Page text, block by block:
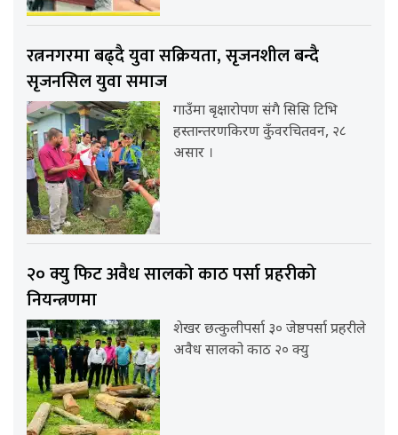
रत्ननगरमा बढ्दै युवा सक्रियता, सृजनशील बन्दै
सृजनसिल युवा समाज
गाउँमा बृक्षारोपण संगै सिसि टिभि
हस्तान्तरणकिरण कुँवरचितवन, २८
असार ।
२० क्यु फिट अवैध सालको काठ पर्सा प्रहरीको
नियन्त्रणमा
शेखर छत्कुलीपर्सा ३० जेष्ठपर्सा प्रहरीले
अवैध सालको काठ २० क्यु